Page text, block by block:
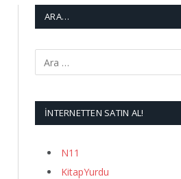
ARA…
İNTERNETTEN SATIN AL!
N11
KitapYurdu